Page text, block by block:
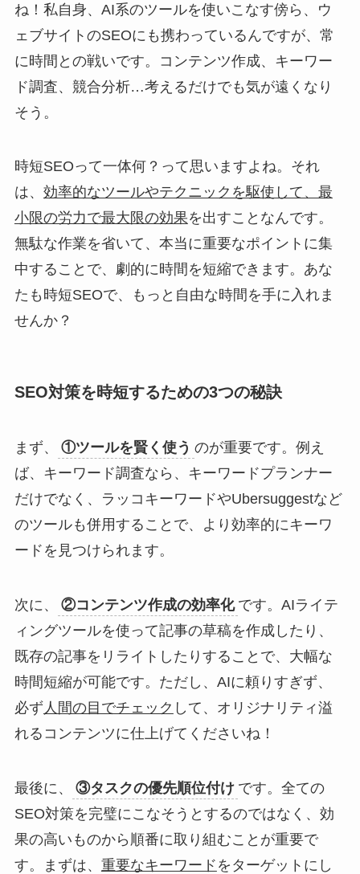
ね！私自身、AI系のツールを使いこなす傍ら、ウ
ェブサイトのSEOにも携わっているんですが、常
に時間との戦いです。コンテンツ作成、キーワー
ド調査、競合分析…考えるだけでも気が遠くなり
そう。
時短SEOって一体何？って思いますよね。それ
は、 効率的なツールやテクニックを駆使して、最
小限の労力で最大限の効果を出すことなんです。
無駄な作業を省いて、本当に重要なポイントに集
中することで、劇的に時間を短縮できます。あな
たも時短SEOで、もっと自由な時間を手に入れま
せんか？
SEO対策を時短するための3つの秘訣
まず、 ①ツールを賢く使う のが重要です。例え
ば、キーワード調査なら、キーワードプランナー
だけでなく、ラッコキーワードやUbersuggestなど
のツールも併用することで、より効率的にキーワ
ードを見つけられます。
次に、 ②コンテンツ作成の効率化 です。AIライテ
ィングツールを使って記事の草稿を作成したり、
既存の記事をリライトしたりすることで、大幅な
時間短縮が可能です。ただし、AIに頼りすぎず、
必ず人間の目でチェック して、オリジナリティ溢
れるコンテンツに仕上げてくださいね！
最後に、 ③タスクの優先順位付け です。全ての
SEO対策を完璧にこなそうとするのではなく、効
果の高いものから順番に取り組むことが重要で
す。まずは、 重要なキーワード をターゲットにし